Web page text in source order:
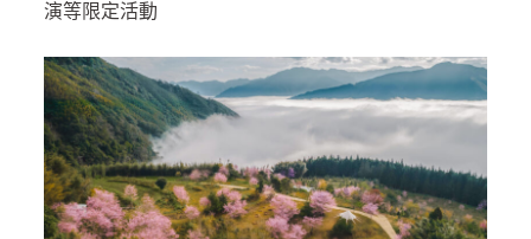
演等限定活動